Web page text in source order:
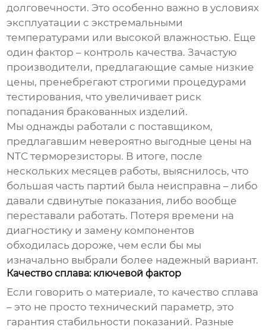
долговечности. Это особенно важно в условиях
эксплуатации с экстремальными
температурами или высокой влажностью. Еще
один фактор – контроль качества. Зачастую
производители, предлагающие самые низкие
цены, пренебрегают строгими процедурами
тестирования, что увеличивает риск
попадания бракованных изделий.
Мы однажды работали с поставщиком,
предлагавшим невероятно выгодные цены на
NTC терморезисторы. В итоге, после
нескольких месяцев работы, выяснилось, что
большая часть партий была неисправна – либо
давали сдвинутые показания, либо вообще
переставали работать. Потеря времени на
диагностику и замену компонентов
обходилась дороже, чем если бы мы
изначально выбрали более надежный вариант.
Качество сплава: ключевой фактор
Если говорить о материале, то качество сплава
– это не просто технический параметр, это
гарантия стабильности показаний. Разные